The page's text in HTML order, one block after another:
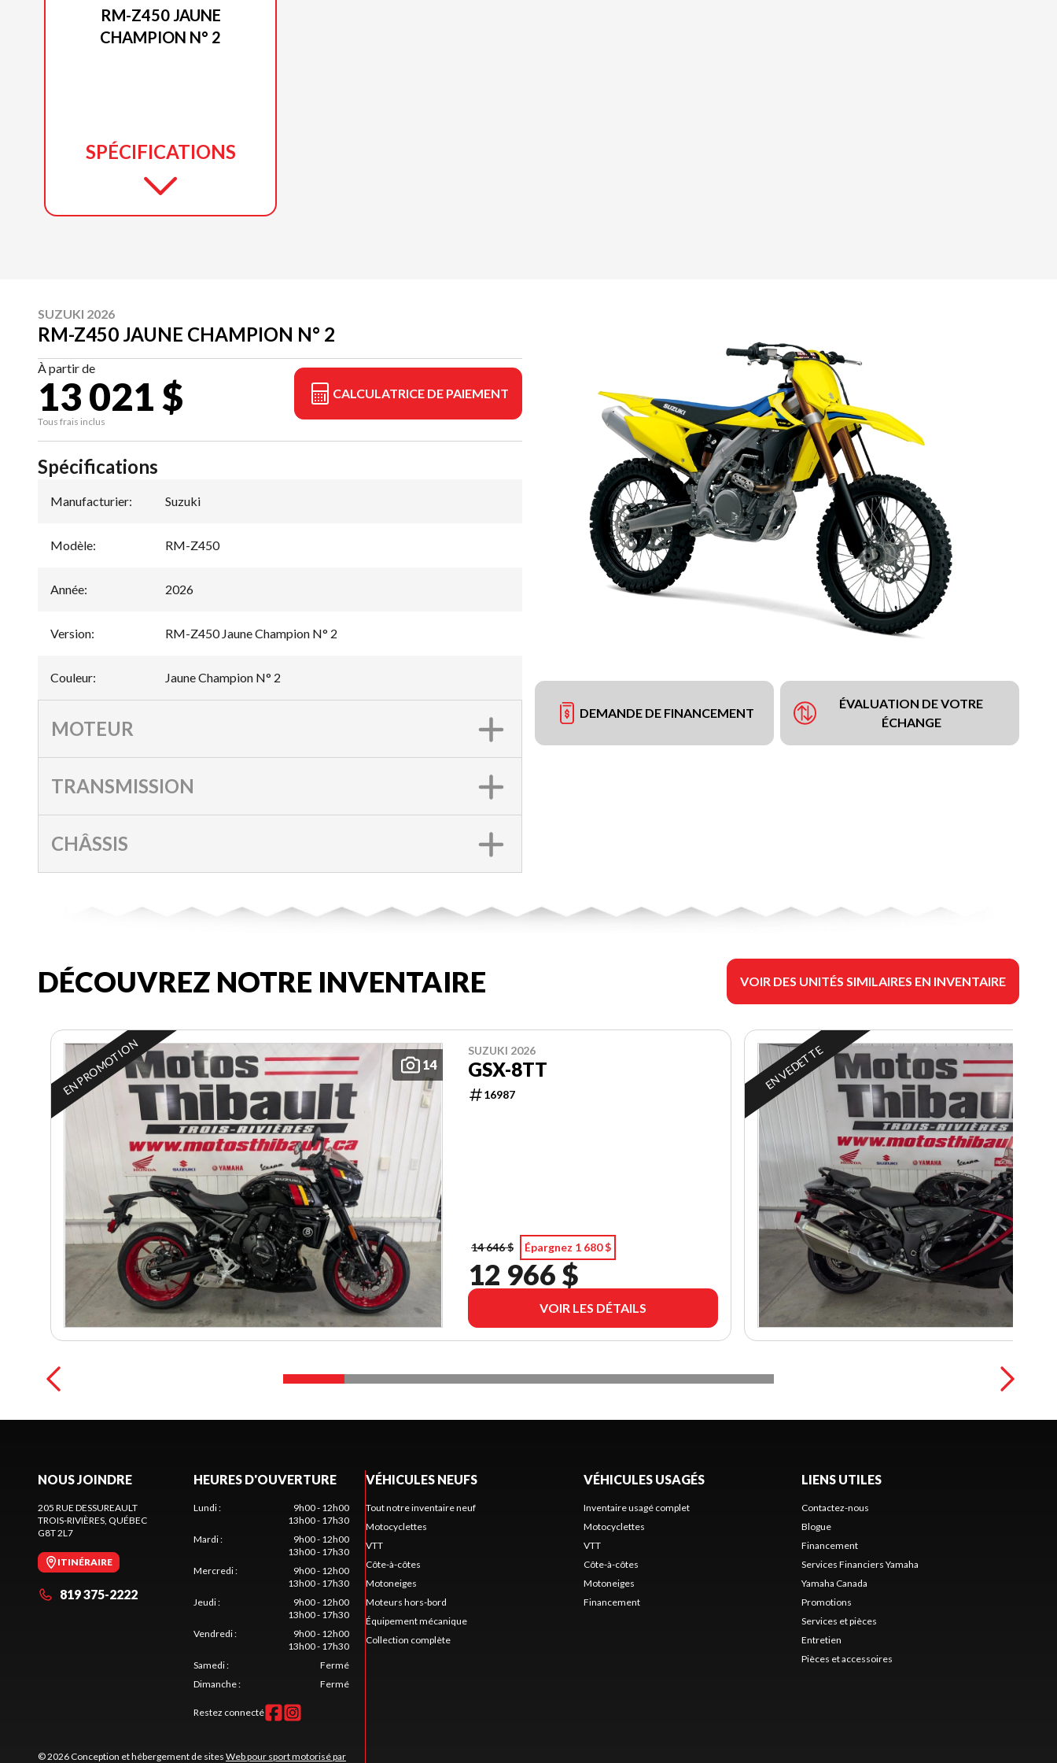
RM-Z450 JAUNE
CHAMPION N° 2
SPÉCIFICATIONS
SUZUKI 2026
RM-Z450 JAUNE CHAMPION N° 2
À partir de
13 021 $
Tous frais inclus
CALCULATRICE DE PAIEMENT
DEMANDE DE FINANCEMENT
ÉVALUATION DE VOTRE
ÉCHANGE
Spécifications
Manufacturier: Suzuki
Modèle: RM-Z450
Année: 2026
Version: RM-Z450 Jaune Champion N° 2
Couleur: Jaune Champion N° 2
MOTEUR
TRANSMISSION
CHÂSSIS
DÉCOUVREZ NOTRE INVENTAIRE VOIR DES UNITÉS SIMILAIRES EN INVENTAIRE
14
EN PROMOTION SUZUKI 2026
GSX-8TT
16987
14 646 $ Épargnez 1 680 $
12 966 $
VOIR LES DÉTAILS
EN VEDETTE
NOUS JOINDRE
205 RUE DESSUREAULT
TROIS-RIVIÈRES , QUÉBEC
G8T 2L7
ITINÉRAIRE
819 375-2222
HEURES D'OUVERTURE
Lundi:
9h00 - 12h00
13h00 - 17h30
Mardi:
9h00 - 12h00
13h00 - 17h30
Mercredi:
9h00 - 12h00
13h00 - 17h30
Jeudi:
9h00 - 12h00
13h00 - 17h30
Vendredi:
9h00 - 12h00
13h00 - 17h30
Samedi:
Fermé
Dimanche: Fermé
Restez connecté
© 2026 Conception et hébergement de sites Web pour sport motorisé par
VÉHICULES NEUFS
Tout notre inventaire neuf
Motocyclettes
VTT
Côte-à-côtes
Motoneiges
Moteurs hors-bord
Équipement mécanique
Collection complète
VÉHICULES USAGÉS
Inventaire usagé complet
Motocyclettes
VTT
Côte-à-côtes
Motoneiges
Financement
LIENS UTILES
Contactez-nous
Blogue
Financement
Services Financiers Yamaha
Yamaha Canada
Promotions
Services et pièces
Entretien
Pièces et accessoires